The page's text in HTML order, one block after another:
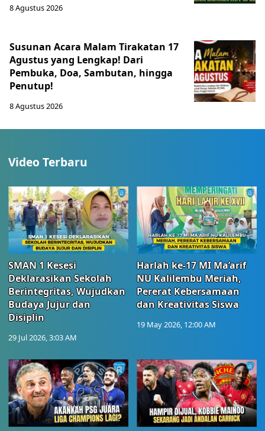
8 Agustus 2026
Susunan Acara Malam Tirakatan 17
Agustus yang Lengkap! Dari
Pembuka, Doa, Sambutan, hingga
Penutup!
8 Agustus 2026
Video Terbaru
SMAN 1 Kesesi
Deklarasikan Sekolah
Berintegritas, Wujudkan
Budaya Jujur dan
Disiplin
29 Jul 2026, 3:03 AM
Harlah ke-17 MI Ma’arif
NU Kalilembu Meriah,
Pererat Kebersamaan
dan Kreativitas Siswa
19 May 2026, 12:00 AM